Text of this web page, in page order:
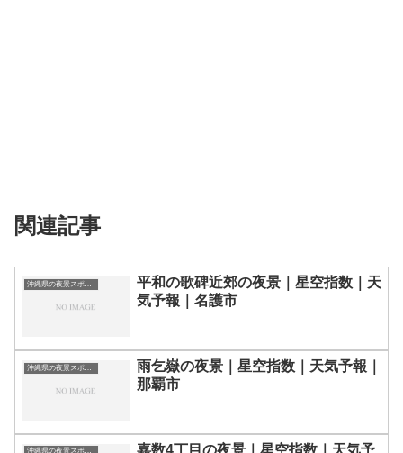
関連記事
沖縄県の夜景スポット一覧
平和の歌碑近郊の夜景｜星空指数｜天
気予報｜名護市
沖縄県の夜景スポット一覧
雨乞嶽の夜景｜星空指数｜天気予報｜
那覇市
沖縄県の夜景スポット一覧 嘉数4丁目の夜景｜星空指数｜天気予